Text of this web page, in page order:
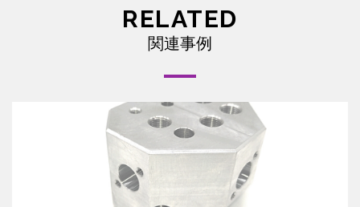
RELATED
関連事例